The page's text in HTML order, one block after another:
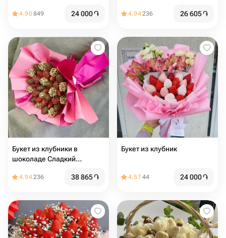
4.90849 24 000֏ 4.94236 26 605֏
Букет из клубники в
шоколаде Сладкий
4.94236 38 865֏
Букет из клубник
4.5744 24 000֏